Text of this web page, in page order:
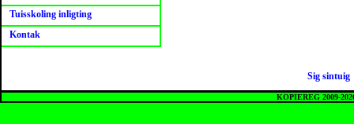
Tuisskoling inligting
Kontak
Sig sintuig
KOPIEREG 2009-